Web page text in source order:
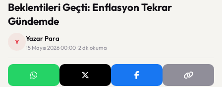
Beklentileri Geçti: Enflasyon Tekrar
Gündemde
Y Yazar Para
15 Mayıs 2026 00:00 · 2 dk okuma